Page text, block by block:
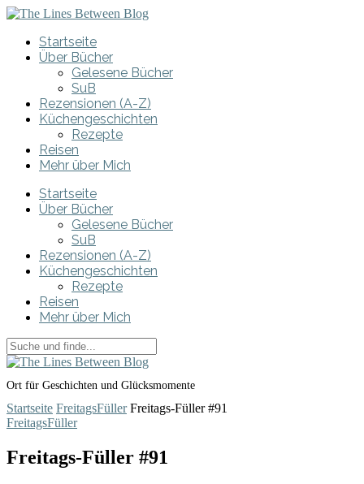
Startseite
Über Bücher
Gelesene Bücher
SuB
Rezensionen (A-Z)
Küchengeschichten
Rezepte
Reisen
Mehr über Mich
Startseite
Über Bücher
Gelesene Bücher
SuB
Rezensionen (A-Z)
Küchengeschichten
Rezepte
Reisen
Mehr über Mich
Ort für Geschichten und Glücksmomente
Startseite FreitagsFüller Freitags-Füller #91
FreitagsFüller
Freitags-Füller #91